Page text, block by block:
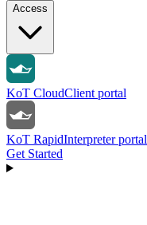
Access
KoT CloudClient portal
KoT RapidInterpreter portal
Get Started